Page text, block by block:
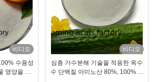
비디오
수용성
영양을 위
비디오
심층 가수분해 기술을 적용한 옥수
수 단백질 아미노산 80%, 100% 수